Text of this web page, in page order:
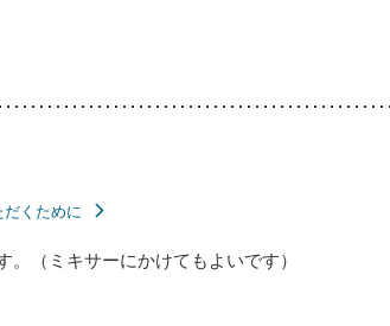
くために
（ミキサーにかけてもよいです）